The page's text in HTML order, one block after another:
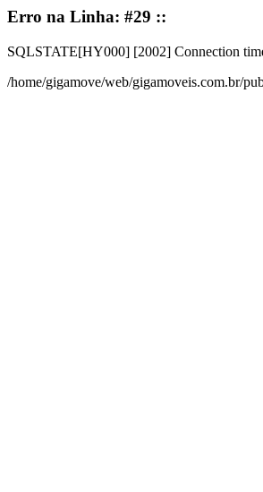
Erro na Linha: #29 ::
SQLSTATE[HY000] [2002] Connection
/home/gigamove/web/gigamoveis.com.br/